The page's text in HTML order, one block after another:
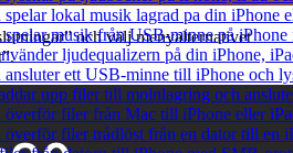
spelar lokal musik lagrad pa din iPhone
spelar musik från USB-minne på
ljudequalizern på din iPhone,
ett USB-minne till iPhone och
upp filer till molnlagring och
överför filer från Mac till iPhone eller
överför filer trådlöst från en dator till en
och välj menyalternativet